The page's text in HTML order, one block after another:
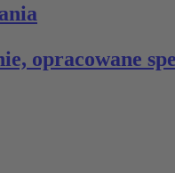
opracowane